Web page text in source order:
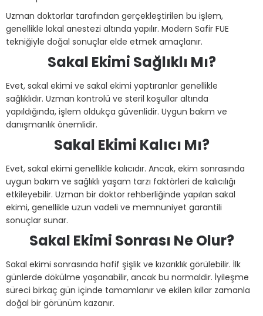
Uzman doktorlar tarafından gerçekleştirilen bu işlem,
genellikle lokal anestezi altında yapılır. Modern Safir FUE
tekniğiyle doğal sonuçlar elde etmek amaçlanır.
Sakal Ekimi Sağlıklı Mı?
Evet, sakal ekimi ve sakal ekimi yaptıranlar genellikle
sağlıklıdır. Uzman kontrolü ve steril koşullar altında
yapıldığında, işlem oldukça güvenlidir. Uygun bakım ve
danışmanlık önemlidir.
Sakal Ekimi Kalıcı Mı?
Evet, sakal ekimi genellikle kalıcıdır. Ancak, ekim sonrasında
uygun bakım ve sağlıklı yaşam tarzı faktörleri de kalıcılığı
etkileyebilir. Uzman bir doktor rehberliğinde yapılan sakal
ekimi, genellikle uzun vadeli ve memnuniyet garantili
sonuçlar sunar.
Sakal Ekimi Sonrası Ne Olur?
Sakal ekimi sonrasında hafif şişlik ve kızarıklık görülebilir. İlk
günlerde dökülme yaşanabilir, ancak bu normaldir. İyileşme
süreci birkaç gün içinde tamamlanır ve ekilen kıllar zamanla
doğal bir görünüm kazanır.